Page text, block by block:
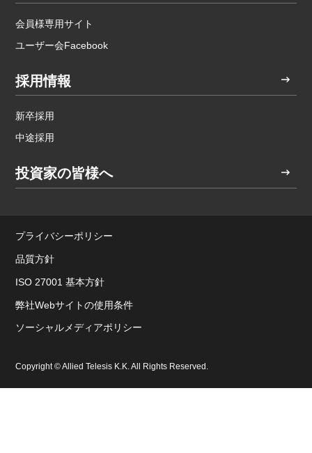
会員様専用サイト
ユーザー会Facebook
採用情報
新卒採用
中途採用
投資家の皆様へ
プライバシーポリシー
品質方針
ISO 27001 基本方針
弊社Webサイトの使用条件
ソーシャルメディアポリシー
Copyright © Allied Telesis K.K. All Rights Reserved.